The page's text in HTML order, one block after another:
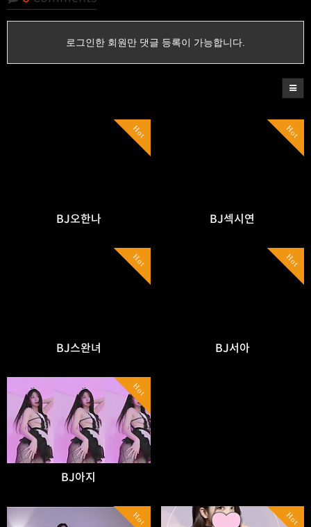
로그인한 회원만 댓글 등록이 가능합니다.
Hot
BJ오한나
Hot
BJ섹시연
Hot
BJ스완녀
Hot
BJ서아
Hot
BJ아지
Hot Hot